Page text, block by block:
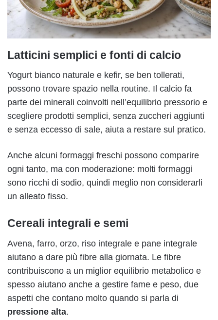
Latticini semplici e fonti di calcio
Yogurt bianco naturale e kefir, se ben tollerati,
possono trovare spazio nella routine. Il calcio fa
parte dei minerali coinvolti nell’equilibrio pressorio e
scegliere prodotti semplici, senza zuccheri aggiunti
e senza eccesso di sale, aiuta a restare sul pratico.
Anche alcuni formaggi freschi possono comparire
ogni tanto, ma con moderazione: molti formaggi
sono ricchi di sodio, quindi meglio non considerarli
un alleato fisso.
Cereali integrali e semi
Avena, farro, orzo, riso integrale e pane integrale
aiutano a dare più fibre alla giornata. Le fibre
contribuiscono a un miglior equilibrio metabolico e
spesso aiutano anche a gestire fame e peso, due
aspetti che contano molto quando si parla di
pressione alta.